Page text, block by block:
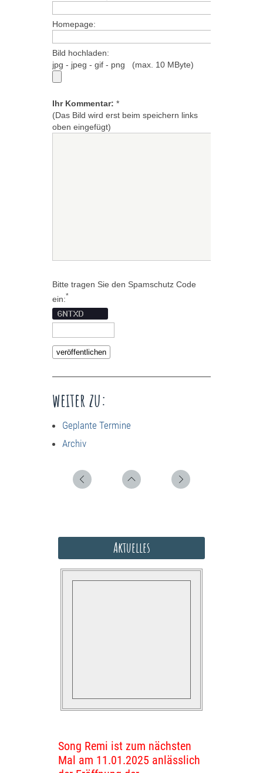
Homepage:
Bild hochladen:
jpg - jpeg - gif - png (max. 10 MByte)
Ihr Kommentar: *
(Das Bild wird erst beim speichern links
oben eingefügt)
Bitte tragen Sie den Spamschutz Code
ein:*
weiter zu:
Geplante Termine
Archiv
Aktuelles
Song Remi ist zum nächsten
Mal am 11.01.2025 anlässlich